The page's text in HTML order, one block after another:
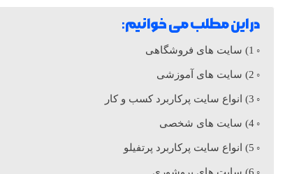
ع
س
در این مطلب می خوانیم:
1) سایت های فروشگاهی
2) سایت های آموزشی
3) انواع سایت پرکاربرد کسب و کار
4) سایت های شخصی
5) انواع سایت پرکاربرد پرتفیلو
6) سایت های بروشوری